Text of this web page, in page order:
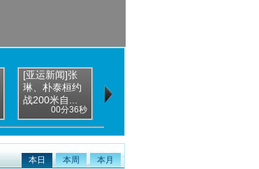
[亚运新闻]张
琳、朴泰桓约
战200米自...
00分36秒
上午打响
本日 本周 本月